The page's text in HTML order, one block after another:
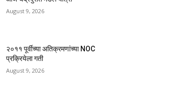
August 9, 2026
२०११ पूर्वीच्या अतिक्रमणांच्या NOC
प्रक्रियेला गती
August 9, 2026